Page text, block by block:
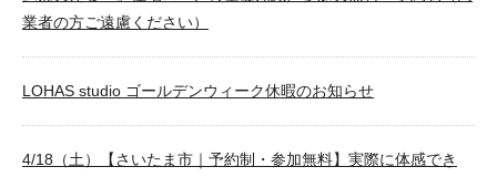
業者の方ご遠慮ください）
LOHAS studio ゴールデンウィーク休暇のお知らせ
4/18（土）【さいたま市｜予約制・参加無料】実際に体感でき